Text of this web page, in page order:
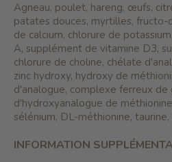
Agneau, poulet, hareng, œufs,
patates douces, myrtilles, fructo-
de calcium, chlorure de
A, supplément de vitamine D3,
chlorure de choline, chélate
zinc hydroxy, hydroxy de
d'analogue, complexe ferreux de
d'hydroxyanalogue de
sélénium, DL-méthionine, taurine,
INFORMATION